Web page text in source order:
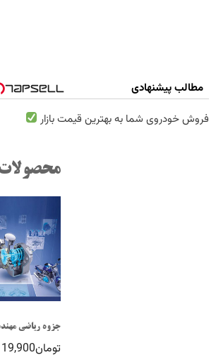
مطالب پیشنهادی
فروش خودروی شما به بهترین قیمت بازار
جزوه ریاضی
تومان